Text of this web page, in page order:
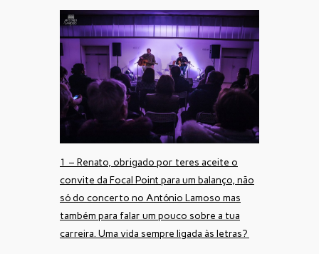
1 – Renato, obrigado por teres aceite o
convite da Focal Point para um balanço, não
só do concerto no António Lamoso mas
também para falar um pouco sobre a tua
carreira. Uma vida sempre ligada às letras?